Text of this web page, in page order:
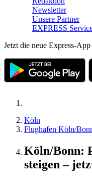
Newsletter
Unsere Partner
EXPRESS
Jetzt die neue Express-
Köln
Flughafen Köln/
Köln/Bonn:
steigen –